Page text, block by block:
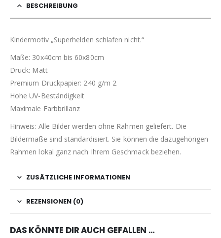
BESCHREIBUNG
Kindermotiv „Superhelden schlafen nicht.“
Maße: 30x40cm bis 60x80cm
Druck: Matt
Premium Druckpapier: 240 g/m 2
Hohe UV-Beständigkeit
Maximale Farbbrillanz
Hinweis: Alle Bilder werden ohne Rahmen geliefert. Die
Bildermaße sind standardisiert. Sie können die dazugehörigen
Rahmen lokal ganz nach Ihrem Geschmack beziehen.
ZUSÄTZLICHE INFORMATIONEN
REZENSIONEN (0)
DAS KÖNNTE DIR AUCH GEFALLEN …